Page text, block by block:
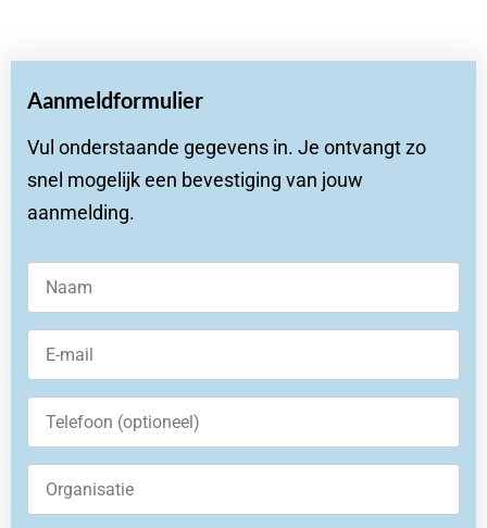
Aanmeldformulier
Vul onderstaande gegevens in. Je ontvangt zo
snel mogelijk een bevestiging van jouw
aanmelding.